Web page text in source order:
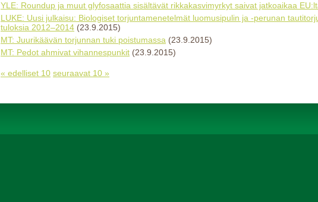
YLE: Roundup ja muut glyfosaattia sisältävät rikkakasvimyrkyt saivat jatkoaikaa
LUKE: Uusi julkaisu: Biologiset torjuntamenetelmät luomusipulin ja -perunan
tuloksia 2012–2014 (23.9.2015)
MT: Juurikäävän torjunnan tuki poistumassa (23.9.2015)
MT: Pedot ahmivat vihannespunkit (23.9.2015)
« edelliset 10 seuraavat 10 »